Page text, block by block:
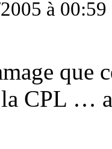
à 00:59
que
CPL …